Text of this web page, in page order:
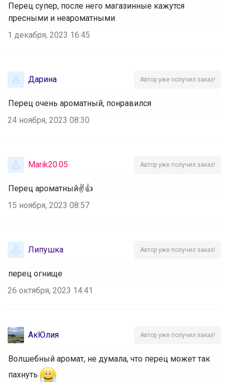
Перец супер, после него магазинные кажутся
пресными и неароматными
1 декабря, 2023 16:45
Дарина Автор уже получил заказ!
Перец очень ароматный, понравился
24 ноября, 2023 08:30
Marik20.05 Автор уже получил заказ!
Перец ароматный✌👍
15 ноября, 2023 08:57
Липушка Автор уже получил заказ!
перец огнище
26 октября, 2023 14:41
АкЮлия Автор уже получил заказ!
Волшебный аромат, не думала, что перец может так
пахнуть